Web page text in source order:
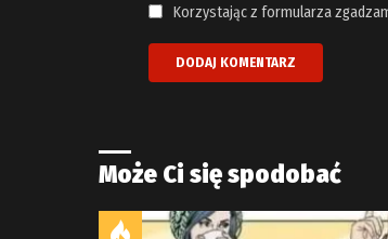
Korzystając z formularza
Może Ci się spodobać